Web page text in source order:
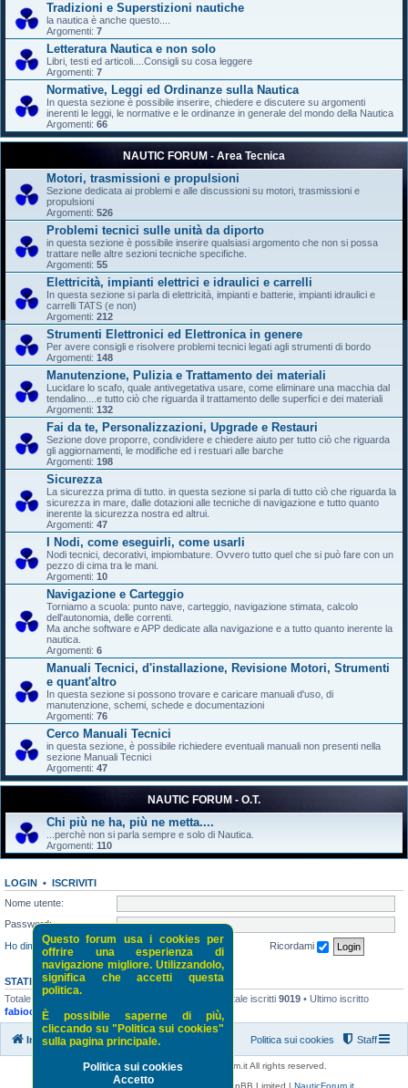
Tradizioni e Superstizioni nautiche
la nautica è anche questo....
Argomenti: 7
Letteratura Nautica e non solo
Libri, testi ed articoli....Consigli su cosa leggere
Argomenti: 7
Normative, Leggi ed Ordinanze sulla Nautica
In questa sezione è possibile inserire, chiedere e discutere su argomenti
inerenti le leggi, le normative e le ordinanze in generale del mondo della Nautica
Argomenti: 66
NAUTIC FORUM - Area Tecnica
Motori, trasmissioni e propulsioni
Sezione dedicata ai problemi e alle discussioni su motori, trasmissioni e
propulsioni
Argomenti: 526
Problemi tecnici sulle unità da diporto
in questa sezione è possibile inserire qualsiasi argomento che non si possa
trattare nelle altre sezioni tecniche specifiche.
Argomenti: 55
Elettricità, impianti elettrici e idraulici e carrelli
In questa sezione si parla di elettricità, impianti e batterie, impianti idraulici e
carrelli TATS (e non)
Argomenti: 212
Strumenti Elettronici ed Elettronica in genere
Per avere consigli e risolvere problemi tecnici legati agli strumenti di bordo
Argomenti: 148
Manutenzione, Pulizia e Trattamento dei materiali
Lucidare lo scafo, quale antivegetativa usare, come eliminare una macchia dal
tendalino....e tutto ciò che riguarda il trattamento delle superfici e dei materiali
Argomenti: 132
Fai da te, Personalizzazioni, Upgrade e Restauri
Sezione dove proporre, condividere e chiedere aiuto per tutto ciò che riguarda
gli aggiornamenti, le modifiche ed i restuari alle barche
Argomenti: 198
Sicurezza
La sicurezza prima di tutto. in questa sezione si parla di tutto ciò che riguarda la
sicurezza in mare, dalle dotazioni alle tecniche di navigazione e tutto quanto
inerente la sicurezza nostra ed altrui.
Argomenti: 47
I Nodi, come eseguirli, come usarli
Nodi tecnici, decorativi, impiombature. Ovvero tutto quel che si può fare con un
pezzo di cima tra le mani.
Argomenti: 10
Navigazione e Carteggio
Torniamo a scuola: punto nave, carteggio, navigazione stimata, calcolo
dell'autonomia, delle correnti.
Ma anche software e APP dedicate alla navigazione e a tutto quanto inerente la
nautica.
Argomenti: 6
Manuali Tecnici, d'installazione, Revisione Motori, Strumenti
e quant'altro
In questa sezione si possono trovare e caricare manuali d'uso, di
manutenzione, schemi, schede e documentazioni
Argomenti: 76
Cerco Manuali Tecnici
in questa sezione, è possibile richiedere eventuali manuali non presenti nella
sezione Manuali Tecnici
Argomenti: 47
NAUTIC FORUM - O.T.
Chi più ne ha, più ne metta....
...perchè non si parla sempre e solo di Nautica.
Argomenti: 110
LOGIN • ISCRIVITI
Nome utente:
Password:
Ho dimenticato la password
Ricordami
STATISTICHE
Totale messaggi
• Totale iscritti 9019 • Ultimo iscritto
fabiocvarese
Questo forum usa i cookies per
offrire una esperienza di
navigazione migliore. Utilizzandolo,
significa che accetti questa
politica.
È possibile saperne di più,
cliccando su "Politica sui cookies"
sulla pagina principale.
Politica sui cookies
Accetto
Indice di NauticForum.it Staff
Politica sui cookies
Copyright © 2016 - 2026 NauticForum.it All rights reserved.
phpBB® Forum Software © phpBB Limited | NauticForum.it